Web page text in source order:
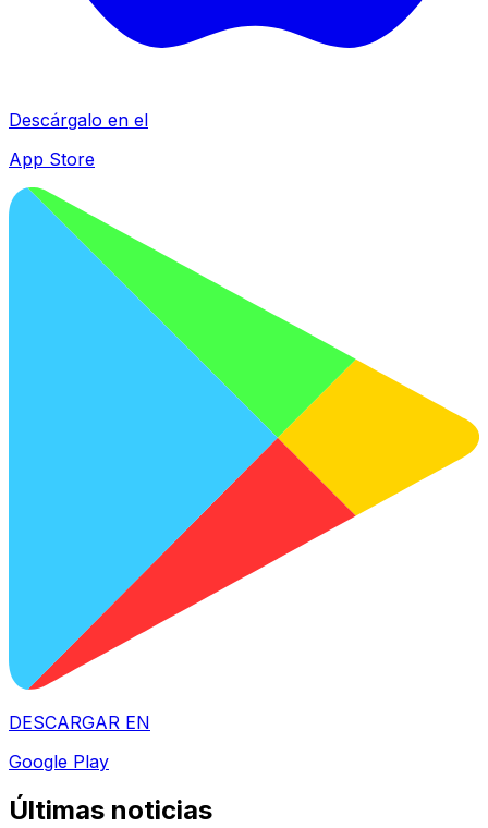
Descárgalo en el
App Store
DESCARGAR EN
Google Play
Últimas noticias